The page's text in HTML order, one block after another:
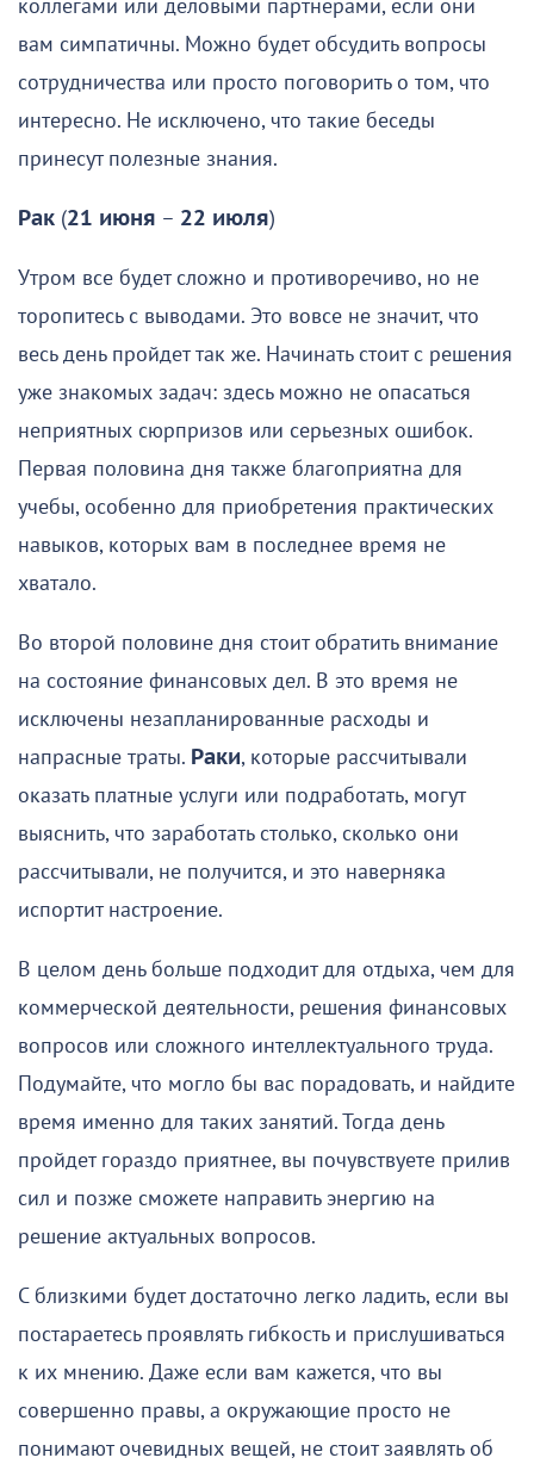
коллегами или деловыми партнерами, если они
вам симпатичны. Можно будет обсудить вопросы
сотрудничества или просто поговорить о том, что
интересно. Не исключено, что такие беседы
принесут полезные знания.
Рак (21 июня – 22 июля)
Утром все будет сложно и противоречиво, но не
торопитесь с выводами. Это вовсе не значит, что
весь день пройдет так же. Начинать стоит с решения
уже знакомых задач: здесь можно не опасаться
неприятных сюрпризов или серьезных ошибок.
Первая половина дня также благоприятна для
учебы, особенно для приобретения практических
навыков, которых вам в последнее время не
хватало.
Во второй половине дня стоит обратить внимание
на состояние финансовых дел. В это время не
исключены незапланированные расходы и
напрасные траты. Раки, которые рассчитывали
оказать платные услуги или подработать, могут
выяснить, что заработать столько, сколько они
рассчитывали, не получится, и это наверняка
испортит настроение.
В целом день больше подходит для отдыха, чем для
коммерческой деятельности, решения финансовых
вопросов или сложного интеллектуального труда.
Подумайте, что могло бы вас порадовать, и найдите
время именно для таких занятий. Тогда день
пройдет гораздо приятнее, вы почувствуете прилив
сил и позже сможете направить энергию на
решение актуальных вопросов.
С близкими будет достаточно легко ладить, если вы
постараетесь проявлять гибкость и прислушиваться
к их мнению. Даже если вам кажется, что вы
совершенно правы, а окружающие просто не
понимают очевидных вещей, не стоит заявлять об